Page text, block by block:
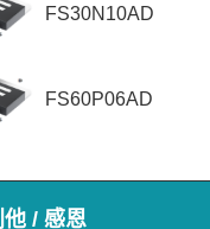
FS30N10AD
FS60P06AD
/ 感恩